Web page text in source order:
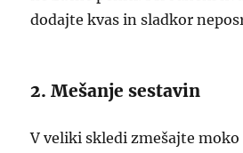
dodajte kvas in sladkor
2. Mešanje sestavin
V veliki skledi zmešajte